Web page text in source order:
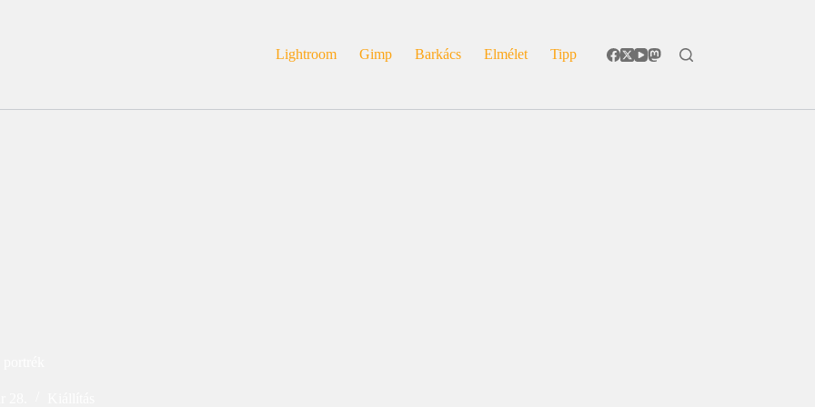
Lightroom
Gimp Barkács Elmélet Tipp